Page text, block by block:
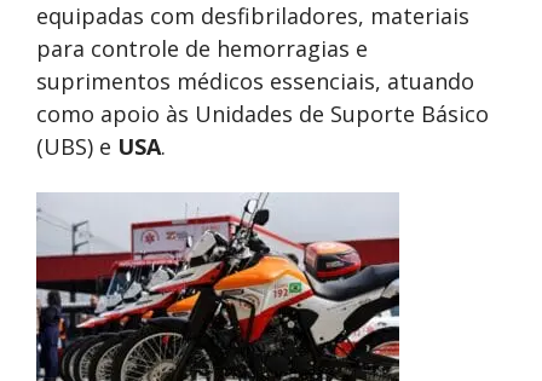
equipadas com desfibriladores, materiais
para controle de hemorragias e
suprimentos médicos essenciais, atuando
como apoio às Unidades de Suporte Básico
(UBS) e USA.